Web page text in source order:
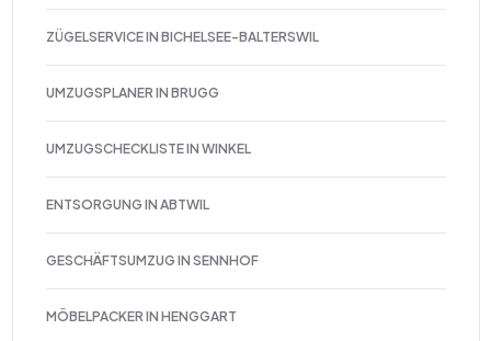
ZÜGELSERVICE IN BICHELSEE-BALTERSWIL
UMZUGSPLANER IN BRUGG
UMZUGSCHECKLISTE IN WINKEL
ENTSORGUNG IN ABTWIL
GESCHÄFTSUMZUG IN SENNHOF
MÖBELPACKER IN HENGGART